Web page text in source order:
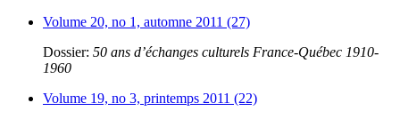
Volume 20, no 1, automne 2011 (27)
Dossier: 50 ans d’échanges culturels France-Québec 1910-
1960
Volume 19, no 3, printemps 2011 (22)